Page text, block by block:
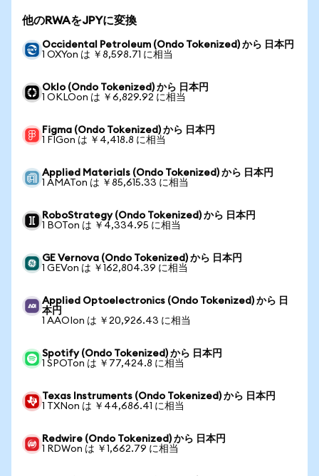
他のRWAをJPYに変換
Occidental Petroleum (Ondo Tokenized) から 日本円
1 OXYon は ￥8,598.71 に相当
Oklo (Ondo Tokenized) から 日本円
1 OKLOon は ￥6,829.92 に相当
Figma (Ondo Tokenized) から 日本円
1 FIGon は ￥4,418.8 に相当
Applied Materials (Ondo Tokenized) から 日本円
1 AMATon は ￥85,615.33 に相当
RoboStrategy (Ondo Tokenized) から 日本円
1 BOTon は ￥4,334.95 に相当
GE Vernova (Ondo Tokenized) から 日本円
1 GEVon は ￥162,804.39 に相当
Applied Optoelectronics (Ondo Tokenized) から 日
本円
1 AAOIon は ￥20,926.43 に相当
Spotify (Ondo Tokenized) から 日本円
1 SPOTon は ￥77,424.8 に相当
Texas Instruments (Ondo Tokenized) から 日本円
1 TXNon は ￥44,686.41 に相当
Redwire (Ondo Tokenized) から 日本円
1 RDWon は ￥1,662.79 に相当